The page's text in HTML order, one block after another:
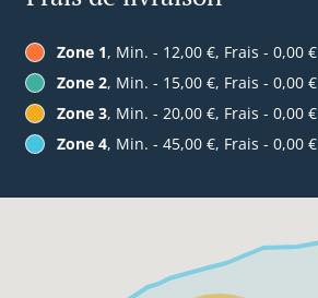
Zone 1, Min. - 12,00 €, Frais - 0,00 €
Zone 2, Min. - 15,00 €, Frais - 0,00 €
Zone 3, Min. - 20,00 €, Frais - 0,00 €
Zone 4, Min. - 45,00 €, Frais - 0,00 €